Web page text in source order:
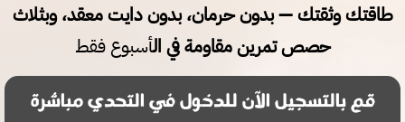
طاقتك وثقتك — بدون حرمان، بدون دايت معقد، وبثلاث
حصص تمرين مقاومة في الأسبوع فقط
قم بالتسجيل الآن للدخول في التحدي مباشرة